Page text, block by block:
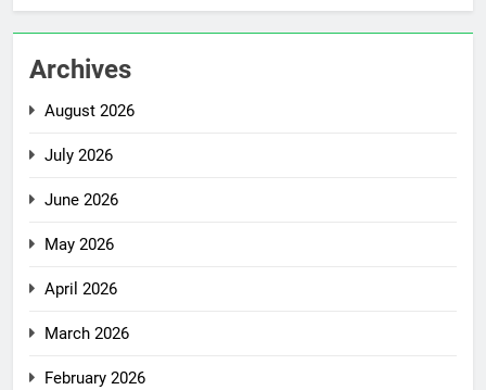
Archives
August 2026
July 2026
June 2026
May 2026
April 2026
March 2026
February 2026